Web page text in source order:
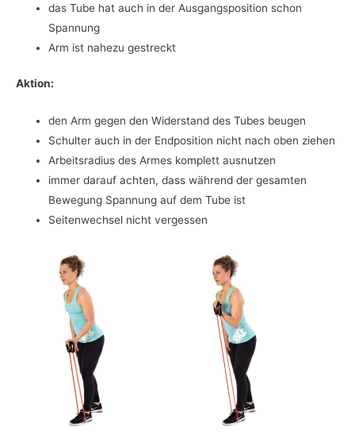
das Tube hat auch in der Ausgangsposition schon
Spannung
Arm ist nahezu gestreckt
Aktion:
den Arm gegen den Widerstand des Tubes beugen
Schulter auch in der Endposition nicht nach oben ziehen
Arbeitsradius des Armes komplett ausnutzen
immer darauf achten, dass während der gesamten
Bewegung Spannung auf dem Tube ist
Seitenwechsel nicht vergessen